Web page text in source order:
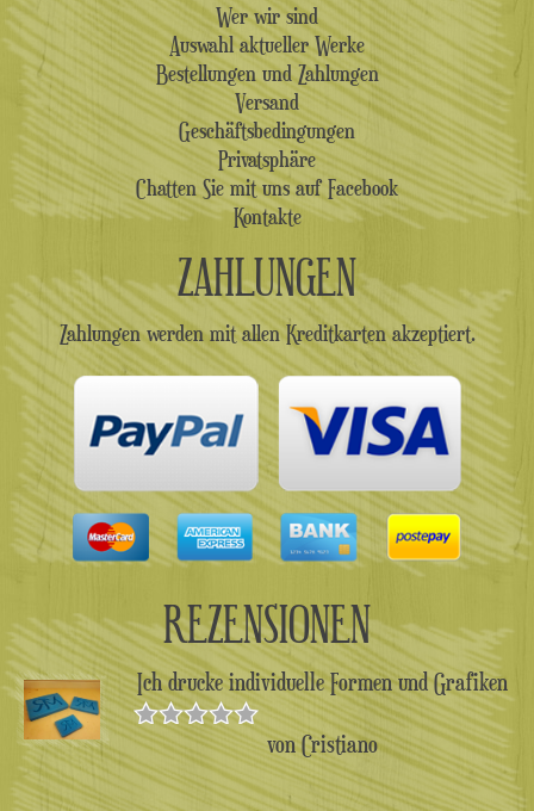
Wer wir sind
Auswahl aktueller Werke
Bestellungen und Zahlungen
Versand
Geschäftsbedingungen
Privatsphäre
Chatten Sie mit uns auf Facebook
Kontakte
ZAHLUNGEN
Zahlungen werden mit allen Kreditkarten akzeptiert.
REZENSIONEN
Ich drucke individuelle Formen und Grafiken
Bewertet
mit 5 von 5
von Cristiano